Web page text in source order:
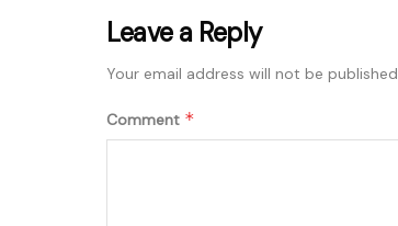
Leave a Reply
Your email address will not be published.
Comment *